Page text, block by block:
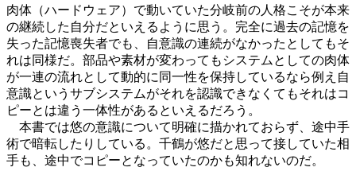
肉体（ハードウェア）で動いていた分岐前の人格こそが本来
の継続した自分だといえるように思う。完全に過去の記憶を
失った記憶喪失者でも、自意識の連続がなかったとしてもそ
れは同様だ。部品や素材が変わってもシステムとしての肉体
が一連の流れとして動的に同一性を保持しているなら例え自
意識というサブシステムがそれを認識できなくてもそれはコ
ピーとは違う一体性があるといえるだろう。
本書では悠の意識について明確に描かれておらず、途中手
術で暗転したりしている。千鶴が悠だと思って接していた相
手も、途中でコピーとなっていたのかも知れないのだ。